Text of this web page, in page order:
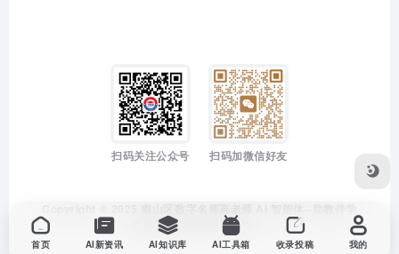
扫码关注公众号 扫码加微信好友
粤ICP备2025399194号-1
首页 AI新资讯 AI知识库 AI工具箱 收录投稿 我的